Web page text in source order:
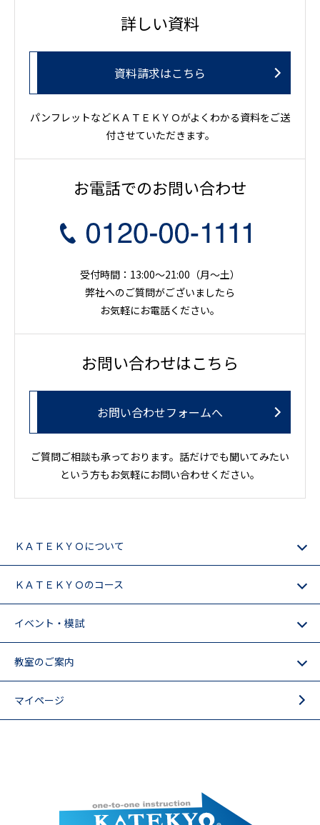
詳しい資料
資料請求はこちら
パンフレットなどＫＡＴＥＫＹＯがよくわかる資料をご送
付させていただきます。
お電話でのお問い合わせ
受付時間：13:00～21:00（月〜土）
弊社へのご質問がございましたら
お気軽にお電話ください。
お問い合わせはこちら
お問い合わせフォームへ
ご質問ご相談も承っております。話だけでも聞いてみたい
という方もお気軽にお問い合わせください。
ＫＡＴＥＫＹＯについて
ＫＡＴＥＫＹＯのコース
イベント・模試
教室のご案内
マイページ